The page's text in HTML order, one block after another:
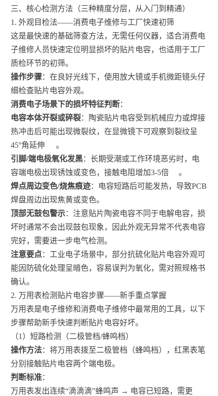
三、核心检测方法（三种精度分层，从入门到精通）
1. 外观目检法——消费电子维修与工厂快速初筛
这是最快速的基础筛查方法，无需任何仪器，适合消费电
子维修人员快速定位明显损坏的贴片电容，也适用于工厂
质检环节的初筛。
操作步骤：在良好光线下，使用放大镜或手机微距镜头仔
细检查贴片电容外观。
消费电子场景下的损坏特征判断：
电容本体开裂或碎裂：陶瓷贴片电容受到机械应力或焊接
热冲击后可能出现微裂纹，在显微镜下可观察到裂纹呈
45°角延伸
。
引脚/端电极氧化发黑：长期受潮或工作环境恶劣时，电
容端电极出现锈蚀或变色，接触电阻增加3-5倍
。
焊点周边变色/烧焦痕迹：电容短路后可能发热，导致PCB
焊盘周边出现焦黄或变色。
顶部无鼓包警示：注意贴片陶瓷电容不同于电解电容，损
坏时通常不会出现鼓包现象，因此外观无异常不代表电容
完好，需要进一步电气检测。
注意要点：工业电子场景中，部分抗硫化贴片电容外观可
能因防硫化处理呈暗色，容易误判为氧化，需对照规格书
确认。
2. 万用表检测贴片电容步骤——新手重点掌握
万用表是电子维修和消费电子维修中最常用的工具，以下
步骤帮助新手快速判断贴片电容好坏。
（1）短路检测（二极管档/蜂鸣档）
操作方法：将万用表拨至二极管档（蜂鸣档），红黑表笔
分别接触贴片电容两个端电极。
判断标准：
万用表发出连续“滴滴滴”蜂鸣声 → 电容已短路，需更